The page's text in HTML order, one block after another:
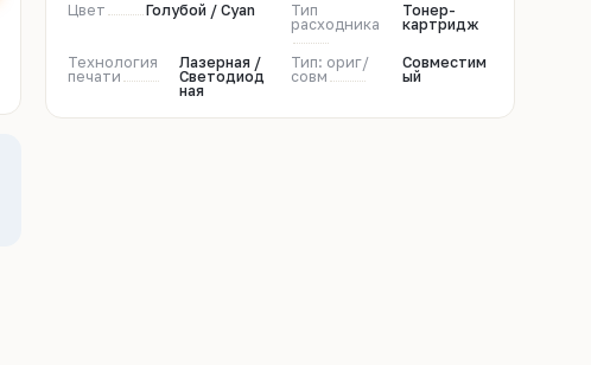
Цвет Голубой / Cyan
Тип
расходника
Тонер-
картридж
Технология
печати
Лазерная /
Светодиод
ная
Тип: ориг/
совм
Совместим
ый